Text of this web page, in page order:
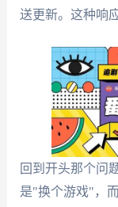
送更新。这种响
回到开头那个问
是"换个游戏"，